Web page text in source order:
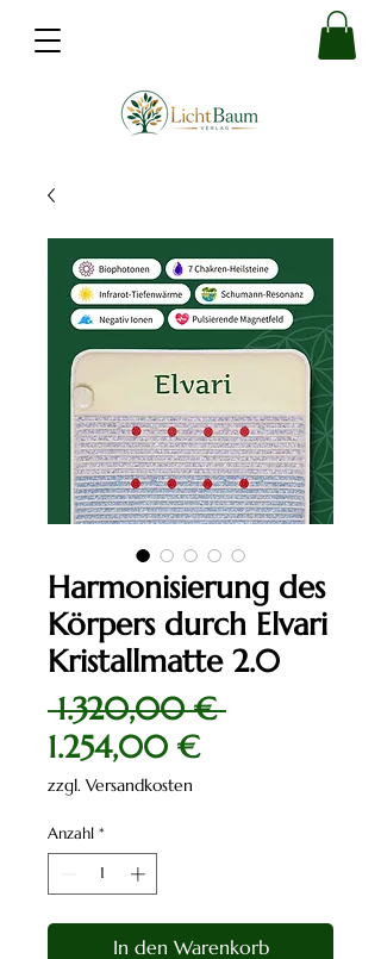
Harmonisierung des
Körpers durch Elvari
Kristallmatte 2.0
1.320,00 €
1.254,00 €Sale-
zzgl. Versandkosten
Anzahl *
In den Warenkorb